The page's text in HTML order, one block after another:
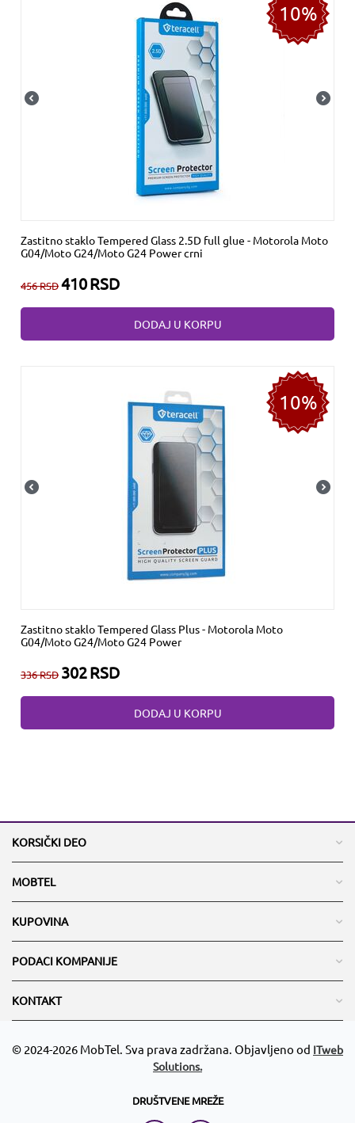
10%
Zastitno staklo Tempered Glass 2.5D full glue - Motorola Moto
G04/Moto G24/Moto G24 Power crni
456RSD410RSD
DODAJ U KORPU
10%
Zastitno staklo Tempered Glass Plus - Motorola Moto
G04/Moto G24/Moto G24 Power
336RSD 302RSD
DODAJ U KORPU
KORSIČKI DEO
MOBTEL
KUPOVINA
PODACI KOMPANIJE
KONTAKT
© 2024-2026 MobTel. Sva prava zadržana. Objavljeno od ITweb
Solutions.
DRUŠTVENE MREŽE